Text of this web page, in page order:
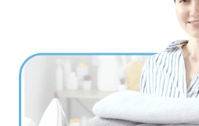
Jardinage
Petits travaux de bricolage